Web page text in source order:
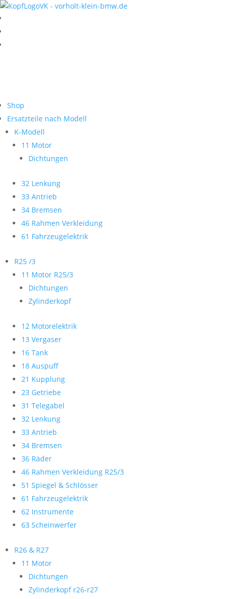
Shop
Ersatzteile nach Modell
K-Modell
11 Motor
Dichtungen
32 Lenkung
33 Antrieb
34 Bremsen
46 Rahmen Verkleidung
61 Fahrzeugelektrik
R25 /3
11 Motor R25/3
Dichtungen
Zylinderkopf
12 Motorelektrik
13 Vergaser
16 Tank
18 Auspuff
21 Kupplung
23 Getriebe
31 Telegabel
32 Lenkung
33 Antrieb
34 Bremsen
36 Räder
46 Rahmen Verkleidung R25/3
51 Spiegel & Schlösser
61 Fahrzeugelektrik
62 Instrumente
63 Scheinwerfer
R26 & R27
11 Motor
Dichtungen
Zylinderkopf r26-r27